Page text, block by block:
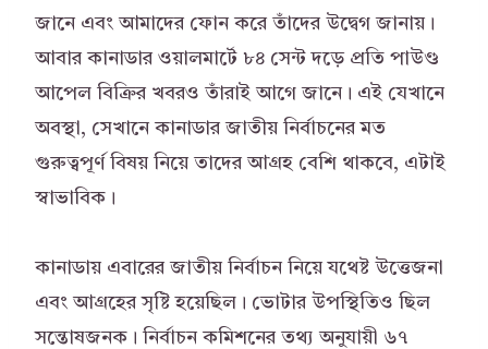
জানে এবং আমাদের ফোন করে তাঁদের উদ্বেগ জানায়।
আবার কানাডার ওয়ালমার্টে ৮৪ সেন্ট দড়ে প্রতি পাউণ্ড
আপেল বিক্রির খবরও তাঁরাই আগে জানে। এই যেখানে
অবস্থা, সেখানে কানাডার জাতীয় নির্বাচনের মত
গুরুত্বপূর্ণ বিষয় নিয়ে তাদের আগ্রহ বেশি থাকবে, এটাই
স্বাভাবিক।
কানাডায় এবারের জাতীয় নির্বাচন নিয়ে যথেষ্ট উত্তেজনা
এবং আগ্রহের সৃষ্টি হয়েছিল। ভোটার উপস্থিতিও ছিল
সন্তোষজনক। নির্বাচন কমিশনের তথ্য অনুযায়ী ৬৭